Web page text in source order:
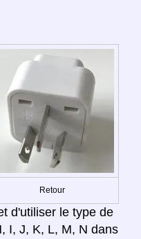
Retour
d'utiliser le type de
I, J, K, L, M, N dans